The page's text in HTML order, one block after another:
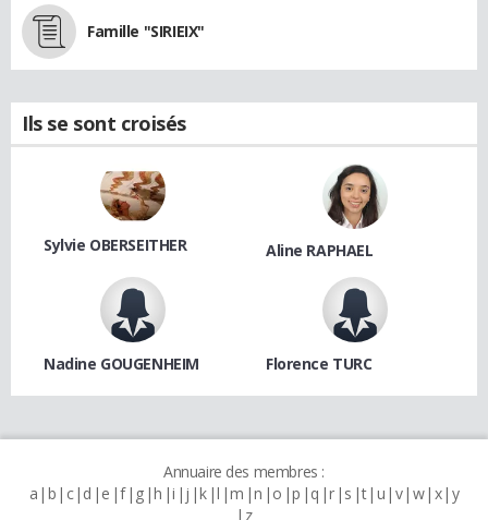
Famille "SIRIEIX"
Ils se sont croisés
Sylvie OBERSEITHER Aline RAPHAEL
Nadine GOUGENHEIM Florence TURC
Annuaire des membres :
a b c d e f g h i j k l m n o p q r s t u v w x y
z